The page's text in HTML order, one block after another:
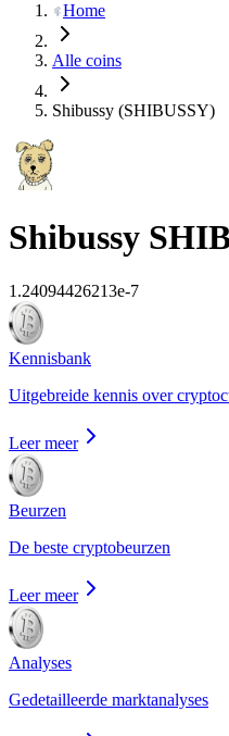
Home
Alle coins
Shibussy (SHIBUSSY)
Shibussy
1.24094426213e-7
Kennisbank
Uitgebreide kennis over
Leer meer
Beurzen
De beste cryptobeurzen
Leer meer
Analyses
Gedetailleerde marktanalyses